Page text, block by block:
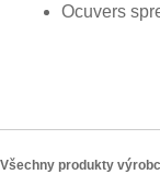
Ocuvers
Všechny produkty